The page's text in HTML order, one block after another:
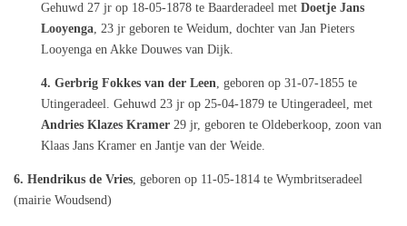
Gehuwd 27 jr op 18-05-1878 te Baarderadeel met Doetje Jans
Looyenga, 23 jr geboren te Weidum, dochter van Jan Pieters
Looyenga en Akke Douwes van Dijk.
4. Gerbrig Fokkes van der Leen, geboren op 31-07-1855 te
Utingeradeel. Gehuwd 23 jr op 25-04-1879 te Utingeradeel, met
Andries Klazes Kramer 29 jr, geboren te Oldeberkoop, zoon van
Klaas Jans Kramer en Jantje van der Weide.
6. Hendrikus de Vries, geboren op 11-05-1814 te Wymbritseradeel
(mairie Woudsend)